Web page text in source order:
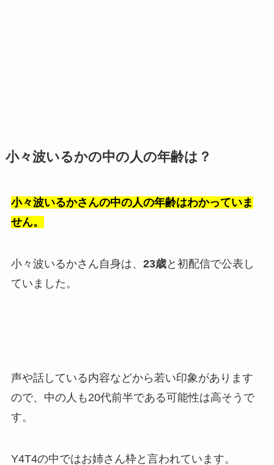
小々波いるかの中の人の年齢は？
小々波いるかさんの中の人の年齢はわかっていま
せん。
小々波いるかさん自身は、 23歳と初配信で公表し
ていました。
声や話している内容などから若い印象があります
ので、中の人も20代前半である可能性は高そうで
す。
Y4T4の中ではお姉さん枠と言われています。